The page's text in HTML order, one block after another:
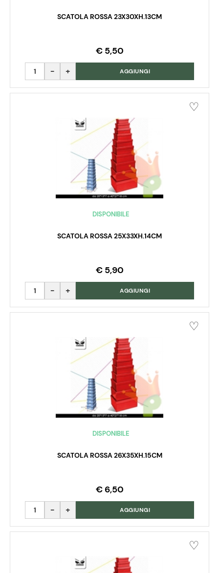
SCATOLA ROSSA 23X30XH.13CM
€ 5,50
Quantità AGGIUNGI
DISPONIBILE
SCATOLA ROSSA 25X33XH.14CM
€ 5,90
Quantità AGGIUNGI
DISPONIBILE
SCATOLA ROSSA 26X35XH.15CM
€ 6,50
Quantità AGGIUNGI